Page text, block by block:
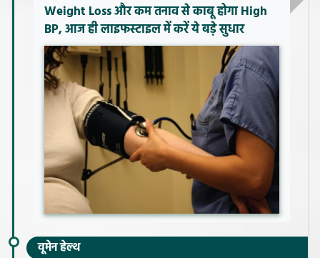
Weight Loss और कम तनाव से काबू होगा High
BP, आज ही लाइफस्टाइल में करें ये बड़े सुधार
वूमेन हेल्थ